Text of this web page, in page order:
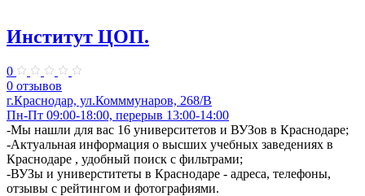
Институт ЦОП.
0
0 отзывов
г.Краснодар, ул.Комммунаров, 268/В
Пн-Пт 09:00-18:00, перерыв 13:00-14:00
-Мы нашли для вас 16 университетов и ВУЗов в Краснодаре;
-Актуальная информация о высших учебных заведениях в
Краснодаре , удобный поиск с фильтрами;
-ВУЗы и универститеты в Краснодаре - адреса, телефоны,
отзывы с рейтингом и фотографиями.